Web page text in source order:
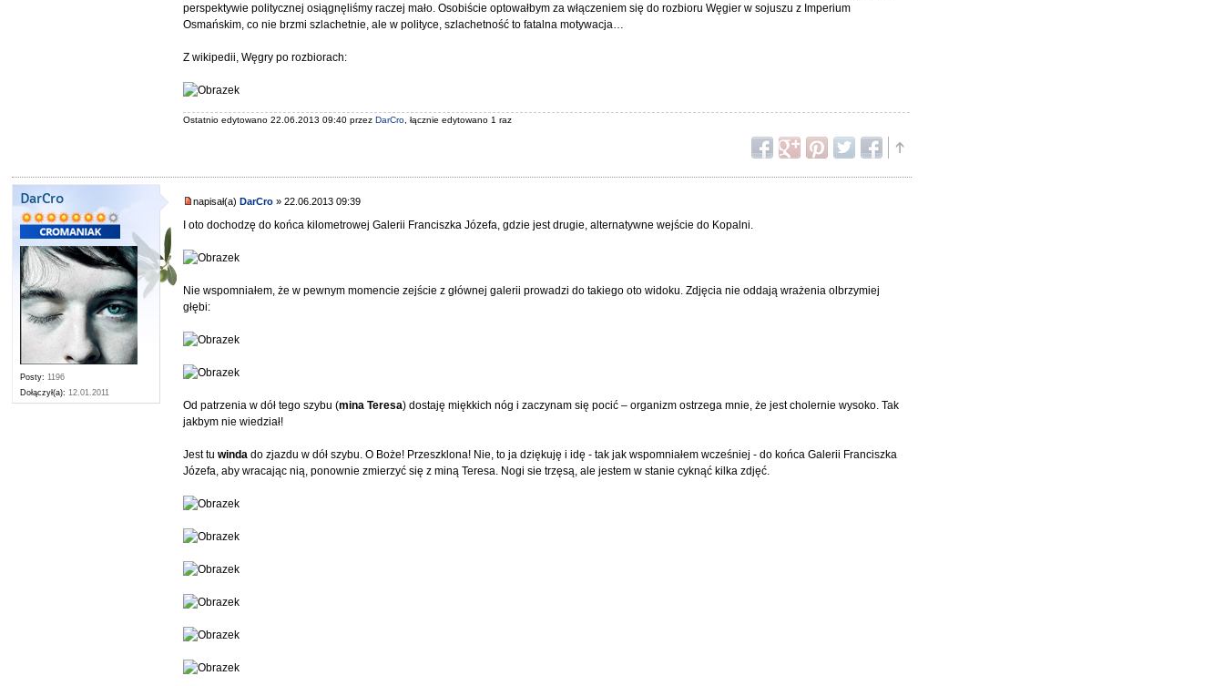
perspektywie politycznej osiągnęliśmy raczej mało. Osobiście optowałbym za włączeniem się do rozbioru Węgier w sojuszu z Imperium
Osmańskim, co nie brzmi szlachetnie, ale w polityce, szlachetność to fatalna motywacja…
Z wikipedii, Węgry po rozbiorach:
Ostatnio edytowano 22.06.2013 09:40 przezDarCro , łącznie edytowano 1 raz
DarCro
Posty: 1196
Dołączył(a): 12.01.2011
napisał(a)DarCro » 22.06.2013 09:39
I oto dochodzę do końca kilometrowej Galerii Franciszka Józefa, gdzie jest drugie, alternatywne wejście do Kopalni.
Nie wspomniałem, że w pewnym momencie zejście z głównej galerii prowadzi do takiego oto widoku. Zdjęcia nie oddają wrażenia olbrzymiej
głębi:
Od patrzenia w dół tego szybu (mina Teresa) dostaję miękkich nóg i zaczynam się pocić – organizm ostrzega mnie, że jest cholernie wysoko. Tak
jakbym nie wiedział!
Jest tuwinda do zjazdu w dół szybu. O Boże! Przeszklona! Nie, to ja dziękuję i idę - tak jak wspomniałem wcześniej - do końca Galerii Franciszka
Józefa, aby wracając nią, ponownie zmierzyć się z miną Teresa. Nogi sie trzęsą, ale jestem w stanie cyknąć kilka zdjęć.